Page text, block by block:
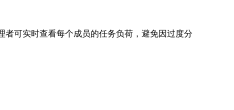
可实时查看每个成员的任务负荷，避免因过度分